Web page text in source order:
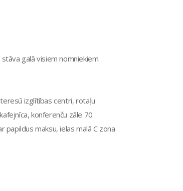
galā visiem nomniekiem.
izglītības centri, rotaļu
konferenču zāle 70
maksu, ielas malā C zona